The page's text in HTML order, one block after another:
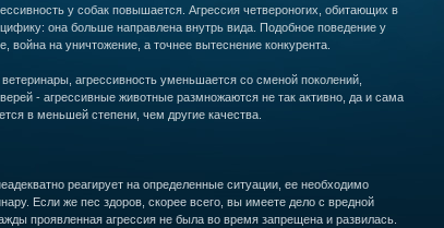
у собак повышается. Агрессия четвероногих, обитающих в
она больше направлена внутрь вида. Подобное поведение у
война на уничтожение, а точнее вытеснение конкурента.
агрессивность уменьшается со сменой поколений,
- агрессивные животные размножаются не так активно, да и сама
в меньшей степени, чем другие качества.
реагирует на определенные ситуации, ее необходимо
Если же пес здоров, скорее всего, вы имеете дело с вредной
проявленная агрессия не была во время запрещена и развилась.